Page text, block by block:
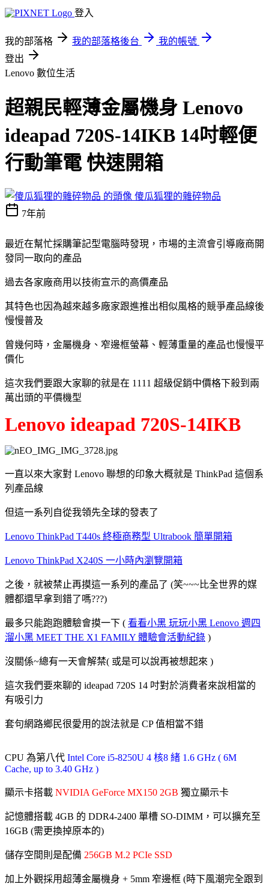
登入
我的部落格 我的部落格後台
我的帳號
登出
Lenovo 數位生活
超親民輕薄金屬機身 Lenovo
ideapad 720S-14IKB 14吋輕便
行動筆電 快速開箱
傻瓜狐狸的雜碎物品
7年前
最近在幫忙採購筆記型電腦時發現，市場的主流會引導廠商開
發同一取向的產品
過去各家廠商用以技術宣示的高價產品
其特色也因為越來越多廠家跟進推出相似風格的競爭產品線後
慢慢普及
曾幾何時，金屬機身、窄邊框螢幕、輕薄重量的產品也慢慢平
價化
這次我們要跟大家聊的就是在 1111 超級促銷中價格下殺到兩
萬出頭的平價機型
Lenovo ideapad 720S-14IKB
一直以來大家對 Lenovo 聯想的印象大概就是 ThinkPad 這個系
列產品線
但這一系列自從我領先全球的發表了
Lenovo ThinkPad T440s 終極商務型 Ultrabook 簡單開箱
Lenovo ThinkPad X240S 一小時內瀏覽開箱
之後，就被禁止再摸這一系列的產品了 (笑~~~比全世界的媒
體都還早拿到錯了嗎???)
最多只能跑跑體驗會摸一下 ( 看看小黑 玩玩小黑 Lenovo 週四
溜小黑 MEET THE X1 FAMILY 體驗會活動紀錄 )
沒關係~總有一天會解禁( 或是可以說再被想起來 )
這次我們要來聊的 ideapad 720S 14 吋對於消費者來說相當的
有吸引力
套句網路鄉民很愛用的說法就是 CP 值相當不錯
CPU 為第八代 Intel Core i5-8250U 4 核8 緒 1.6 GHz ( 6M
Cache, up to 3.40 GHz )
顯示卡搭載 NVIDIA GeForce MX150 2GB 獨立顯示卡
記憶體搭載 4GB 的 DDR4-2400 單槽 SO-DIMM，可以擴充至
16GB (需更換掉原本的)
儲存空間則是配備 256GB M.2 PCIe SSD
加上外觀採用超薄金屬機身 + 5mm 窄邊框 (時下風潮完全跟到